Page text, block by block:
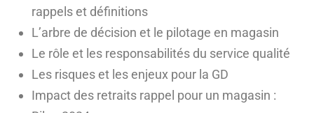
rappels et définitions
L’arbre de décision et le pilotage en magasin
Le rôle et les responsabilités du service qualité
Les risques et les enjeux pour la GD
Impact des retraits rappel pour un magasin :